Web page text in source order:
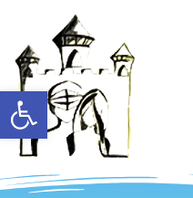
Open toolbar